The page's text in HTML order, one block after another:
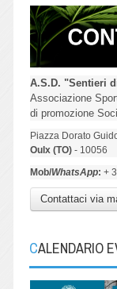
A.S.D. "Sentieri
Associazione
di promozione
Piazza Dorato
Oulx (TO)- 10056
Mob/WhatsApp: +
Contattaci via
CALENDARIO